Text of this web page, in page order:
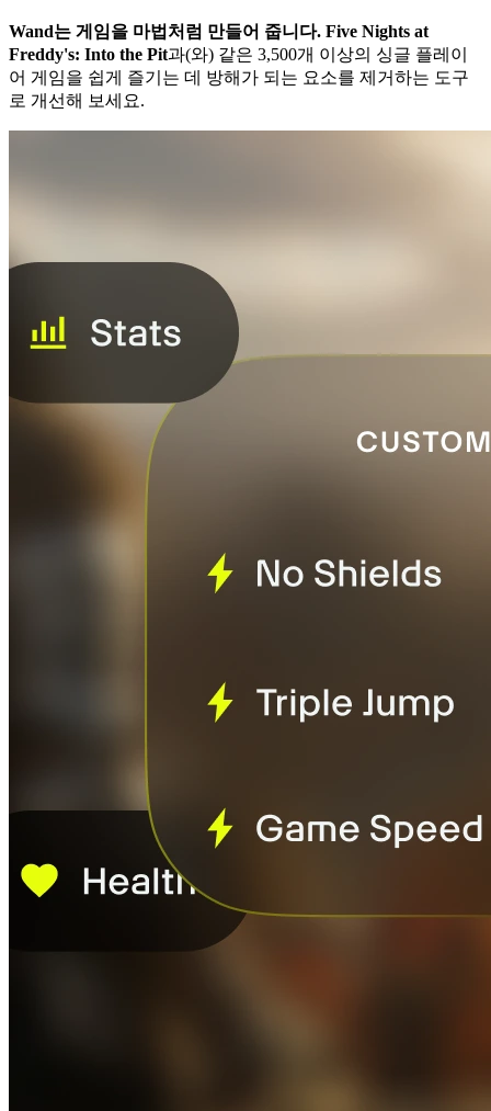
Wand는 게임을 마법처럼 만들어 줍니다. Five Nights at
Freddy's: Into the Pit과(와) 같은 3,500개 이상의 싱글 플레이
어 게임을 쉽게 즐기는 데 방해가 되는 요소를 제거하는 도구
로 개선해 보세요.